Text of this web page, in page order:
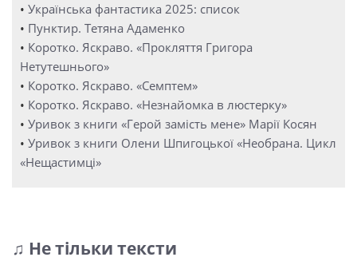
• Українська фантастика 2025: список
• Пунктир. Тетяна Адаменко
• Коротко. Яскраво. «Прокляття Григора
Нетутешнього»
• Коротко. Яскраво. «Семптем»
• Коротко. Яскраво. «Незнайомка в люстерку»
• Уривок з книги «Герой замість мене» Марії Косян
• Уривок з книги Олени Шпигоцької «Необрана. Цикл
«Нещастимці»
♫ Не тільки тексти